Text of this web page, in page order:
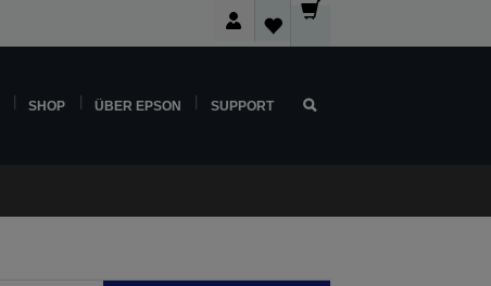
SHOP ÜBER EPSON SUPPORT